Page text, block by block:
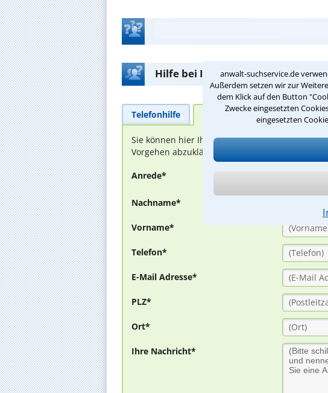
anwalt-suchservice.de
Außerdem setzen wir zur
dem Klick auf den Button
Zwecke eingesetzten
eingesetzten
Hilfe bei Ihrer Anwaltsuche?
Telefonhilfe Beratungsanfrage
Sie können hier Ihren Fall schildern.
Vorgehen abzuklären. Die Rückmeldung durch
Anrede*
Nachname*
Vorname*
Telefon*
E-Mail Adresse*
PLZ*
Ort*
Ihre Nachricht*